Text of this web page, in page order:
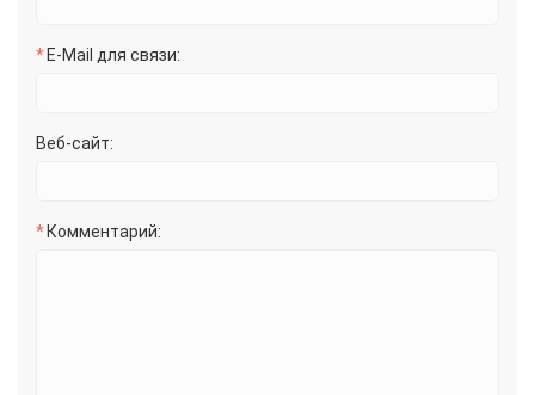
E-Mail для связи:
Веб-сайт:
Комментарий: